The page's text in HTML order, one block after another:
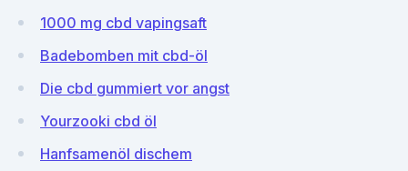
1000 mg cbd vapingsaft
Badebomben mit cbd-öl
Die cbd gummiert vor angst
Yourzooki cbd öl
Hanfsamenöl dischem